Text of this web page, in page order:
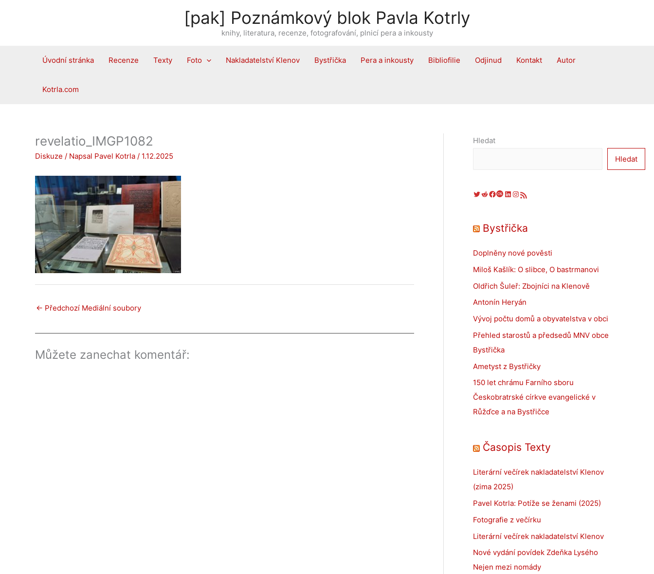
[pak] Poznámkový blok Pavla Kotrly
knihy, literatura, recenze, fotografování, plnicí pera a inkousty
Úvodní stránka Recenze Texty Foto Nakladatelství Klenov Bystřička Pera a inkousty Bibliofilie Odjinud Kontakt Autor
Kotrla.com
revelatio_IMGP1082
Diskuze / Napsal Pavel Kotrla / 1.12.2025
← Předchozí Mediální soubory
Můžete zanechat komentář:
Hledat
Hledat
Twitter Reddit Facebook Last.fm LinkedIn Instagram RSS zdroj
Bystřička
Doplněny nové pověsti
Miloš Kašlík: O slibce, O bastrmanovi
Oldřich Šuleř: Zbojníci na Klenově
Antonín Heryán
Vývoj počtu domů a obyvatelstva v obci
Přehled starostů a předsedů MNV obce
Bystřička
Ametyst z Bystřičky
150 let chrámu Farního sboru
Českobratrské církve evangelické v
Růžďce a na Bystřičce
Časopis Texty
Literární večírek nakladatelství Klenov
(zima 2025)
Pavel Kotrla: Potíže se ženami (2025)
Fotografie z večírku
Literární večírek nakladatelství Klenov
Nové vydání povídek Zdeňka Lysého
Nejen mezi nomády